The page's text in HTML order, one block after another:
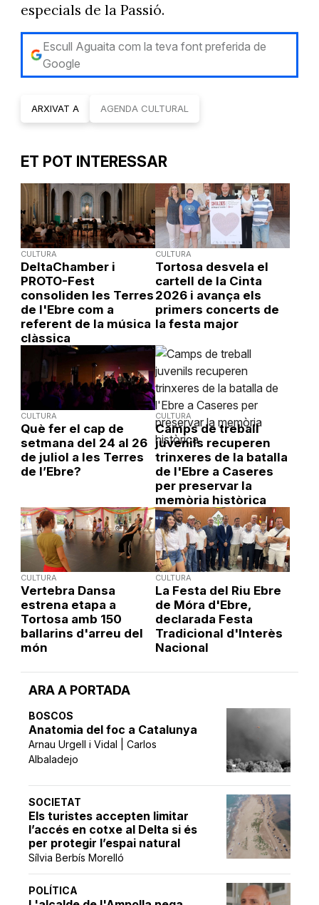
ARA A PORTADA
BOSCOS
Anatomia del foc a Catalunya
Arnau Urgell i Vidal | Carlos
Albaladejo
SOCIETAT
Els turistes accepten limitar
l’accés en cotxe al Delta si és
per protegir l’espai natural
Sílvia Berbís Morelló
POLÍTICA
especials de la Passió.
Escull Aguaita com la teva font preferida de
Google
ARXIVAT A AGENDA CULTURAL
ET POT INTERESSAR
CULTURA
DeltaChamber i
PROTO-Fest
consoliden les Terres
de l'Ebre com a
referent de la música
clàssica
CULTURA
Tortosa desvela el
cartell de la Cinta
2026 i avança els
primers concerts de
la festa major
CULTURA
Què fer el cap de
setmana del 24 al 26
de juliol a les Terres
de l’Ebre?
CULTURA
Camps de treball
juvenils recuperen
trinxeres de la batalla
de l'Ebre a Caseres
per preservar la
memòria històrica
CULTURA
Vertebra Dansa
estrena etapa a
Tortosa amb 150
ballarins d'arreu del
món
CULTURA
La Festa del Riu Ebre
de Móra d'Ebre,
declarada Festa
Tradicional d'Interès
Nacional